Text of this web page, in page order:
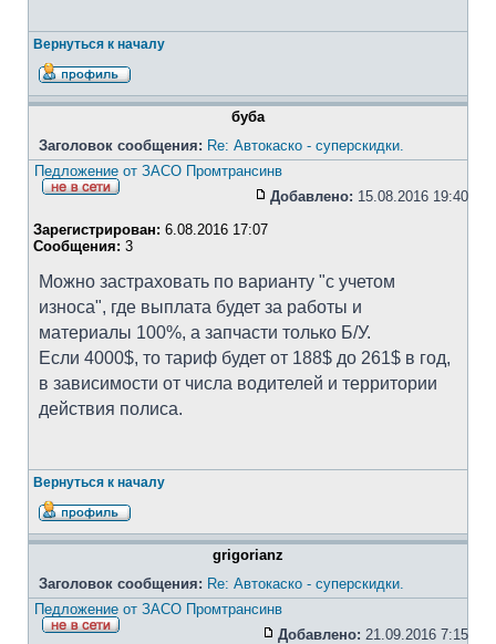
Вернуться к началу
буба
Заголовок сообщения: Re: Автокаско - суперскидки.
Педложение от ЗАСО Промтрансинв
Добавлено: 15.08.2016 19:40
Зарегистрирован: 6.08.2016 17:07
Сообщения: 3
Можно застраховать по варианту "с учетом
износа", где выплата будет за работы и
материалы 100%, а запчасти только Б/У.
Если 4000$, то тариф будет от 188$ до 261$ в год,
в зависимости от числа водителей и территории
действия полиса.
Вернуться к началу
grigorianz
Заголовок сообщения: Re: Автокаско - суперскидки.
Педложение от ЗАСО Промтрансинв
Добавлено: 21.09.2016 7:15